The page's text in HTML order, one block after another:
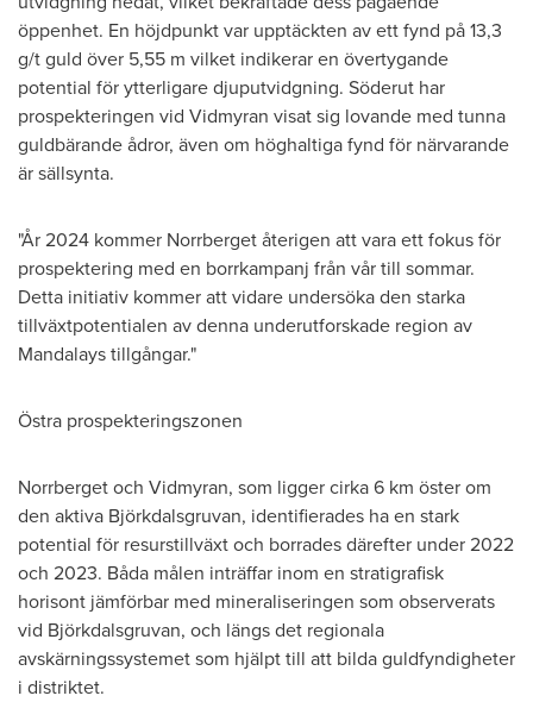
öppenhet. En höjdpunkt var upptäckten av ett fynd på 13,3
g/t guld över 5,55 m vilket indikerar en övertygande
potential för ytterligare djuputvidgning. Söderut har
prospekteringen vid Vidmyran visat sig lovande med tunna
guldbärande ådror, även om höghaltiga fynd för närvarande
är sällsynta.
"År 2024 kommer Norrberget återigen att vara ett fokus för
prospektering med en borrkampanj från vår till sommar.
Detta initiativ kommer att vidare undersöka den starka
tillväxtpotentialen av denna underutforskade region av
Mandalays tillgångar."
Östra prospekteringszonen
Norrberget och Vidmyran, som ligger cirka 6 km öster om
den aktiva Björkdalsgruvan, identifierades ha en stark
potential för resurstillväxt och borrades därefter under 2022
och 2023. Båda målen inträffar inom en stratigrafisk
horisont jämförbar med mineraliseringen som observerats
vid Björkdalsgruvan, och längs det regionala
avskärningssystemet som hjälpt till att bilda guldfyndigheter
i distriktet.